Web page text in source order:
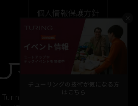
チューリングの技術が気になる方
はこちら
Turing株式会社
個人情報保護方針